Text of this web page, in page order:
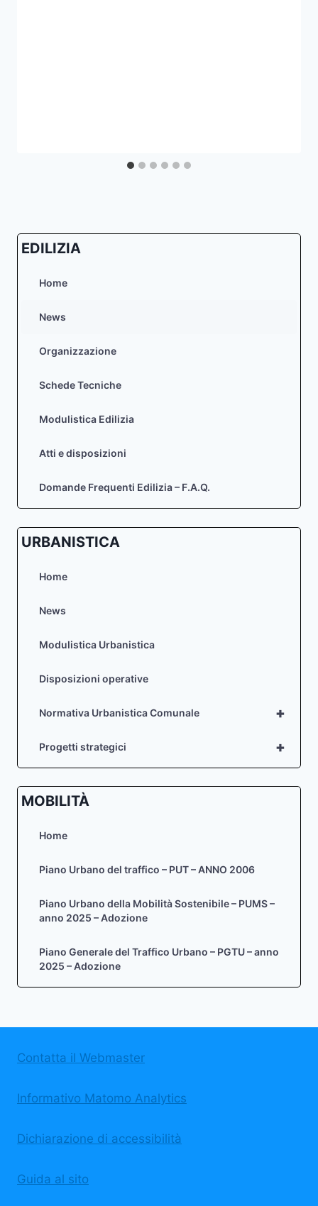
EDILIZIA
Home
News
Organizzazione
Schede Tecniche
Modulistica Edilizia
Atti e disposizioni
Domande Frequenti Edilizia – F.A.Q.
URBANISTICA
Home
News
Modulistica Urbanistica
Disposizioni operative
+
Normativa Urbanistica Comunale
+
Progetti strategici
MOBILITÀ
Home
Piano Urbano del traffico – PUT – ANNO 2006
Piano Urbano della Mobilità Sostenibile – PUMS –
anno 2025 – Adozione
Piano Generale del Traffico Urbano – PGTU – anno
2025 – Adozione
Contatta il Webmaster
Informativo Matomo Analytics
Dichiarazione di accessibilità
Guida al sito